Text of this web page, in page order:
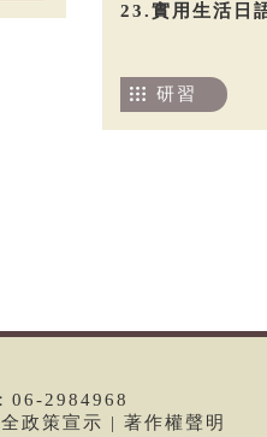
23.實用生活日
研習
06-2984968
政策宣示 | 著作權聲明